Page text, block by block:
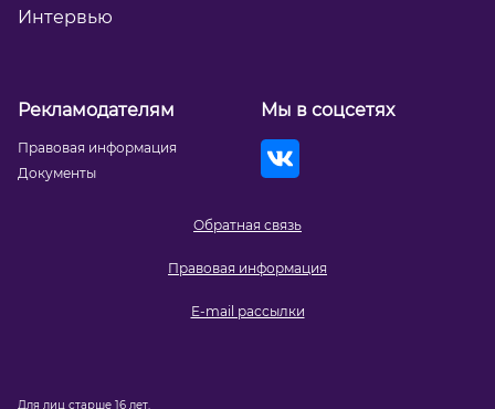
Интервью
Обратная связь
Правовая информация
E-mail рассылки
Рекламодателям
Правовая информация
Документы
Мы в соцсетях
Для лиц старше 16 лет.